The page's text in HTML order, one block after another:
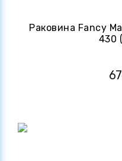
Раковина Fancy
430